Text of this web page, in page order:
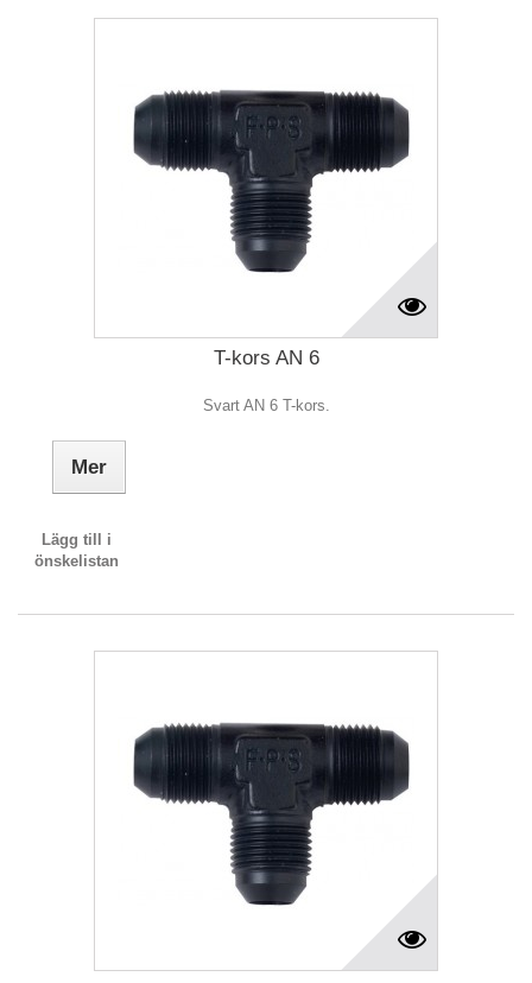
T-kors AN 6
Svart AN 6 T-kors.
Mer
Lägg till i
önskelistan